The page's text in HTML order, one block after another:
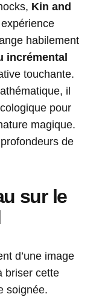
Kin and
habilement
incrémental
touchante.
il
pour
magique.
de
sur le
d’une image
briser cette
soignée.